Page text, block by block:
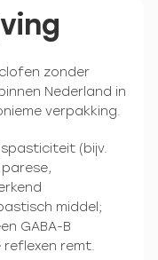
zonder
Nederland in
verpakking.
(bijv.
middel;
GABA-B
remt.